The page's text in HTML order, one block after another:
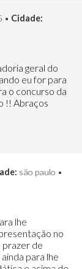
• Cidade:
geral do
eu for para
o concurso da
!! Abraços
são paulo •
lhe
no
prazer de
para lhe